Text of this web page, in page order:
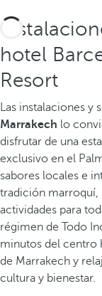
hotel
Resort
Las instalaciones y
Marrakech lo
disfrutar de una
exclusivo en el
sabores locales e
tradición marroquí,
actividades para
régimen de Todo
minutos del centro
de Marrakech y
cultura y bienestar.